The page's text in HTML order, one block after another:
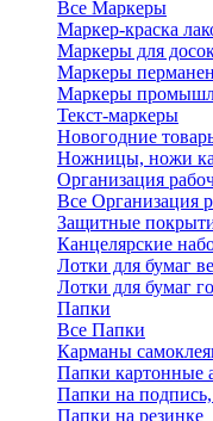
Все Маркеры
Маркер-краска
Маркеры для
Маркеры
Маркеры
Текст-маркеры
Новогодние
Ножницы, ножи
Организация
Все Организация
Защитные
Канцелярские
Лотки для бумаг
Лотки для бумаг
Папки
Все Папки
Карманы
Папки картонные
Папки на
Папки на резинке